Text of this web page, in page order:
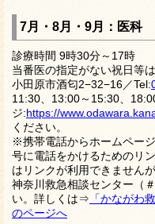
7月・8月・9月：医科
診療時間 9時30分～17時
当番医の指定がない祝日等
小田原市酒匂2−32−16／Tel:
11:30、13:00～15:30、
ジ:https://
ください。
※携帯電話からホームペー
号に電話をかけるためのリ
はリンクが利用できません
神奈川救急相談センター（
い。詳しくは⇒ 「かながわ
のページへ